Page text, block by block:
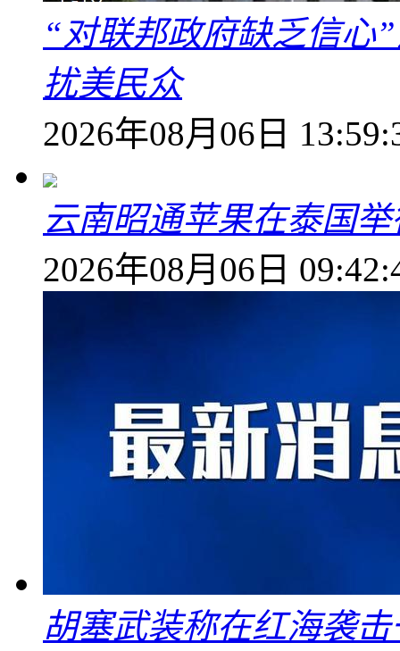
“对联邦政府缺乏信心
扰美民众
2026年08月06日
云南昭通苹果在泰国
2026年08月06日
胡塞武装称在红海袭